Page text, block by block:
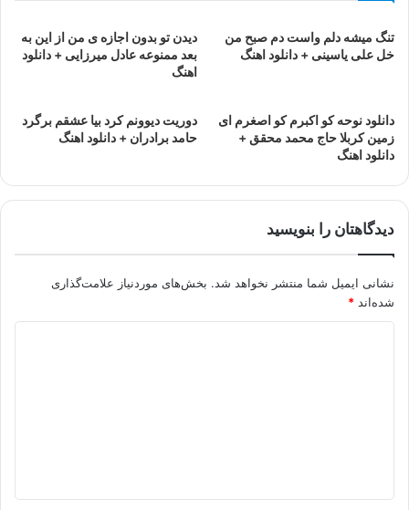
تنگ میشه دلم واست دم صبح من
خل علی یاسینی + دانلود اهنگ
دیدن تو بدون اجازه ی من از این به
بعد ممنوعه عادل میرزایی + دانلود
اهنگ
دانلود نوحه کو اکبرم کو اصغرم ای
زمین کربلا حاج محمد محقق +
دانلود اهنگ
دوریت دیوونم کرد بیا عشقم برگرد
حامد برادران + دانلود اهنگ
دیدگاهتان را بنویسید
نشانی ایمیل شما منتشر نخواهد شد. بخش‌های موردنیاز علامت‌گذاری
شده‌اند *
*